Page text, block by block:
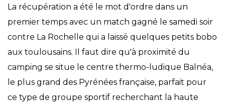
La récupération a été le mot d'ordre dans un
premier temps avec un match gagné le samedi soir
contre La Rochelle qui a laissé quelques petits bobo
aux toulousains. Il faut dire qu'à proximité du
camping se situe le centre thermo-ludique Balnéa,
le plus grand des Pyrénées française, parfait pour
ce type de groupe sportif recherchant la haute